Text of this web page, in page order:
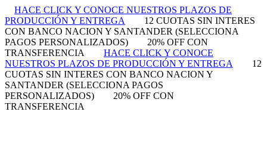
HACE CLICK Y CONOCE NUESTROS PLAZOS DE
PRODUCCIÓN Y ENTREGA
12 CUOTAS SIN INTERES
CON BANCO NACION Y SANTANDER (SELECCIONA
PAGOS PERSONALIZADOS)
20% OFF CON
TRANSFERENCIA
HACE CLICK Y CONOCE
NUESTROS PLAZOS DE PRODUCCIÓN Y ENTREGA
12
CUOTAS SIN INTERES CON BANCO NACION Y
SANTANDER (SELECCIONA PAGOS
PERSONALIZADOS)
20% OFF CON
TRANSFERENCIA